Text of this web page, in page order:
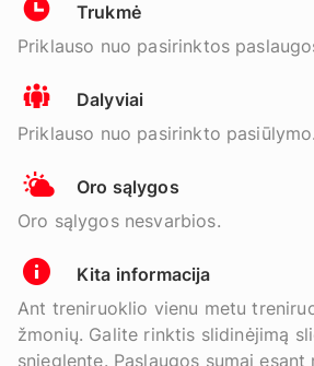
Trukmė
Priklauso nuo pasirinktos
Dalyviai
Priklauso nuo pasirinkto pasiūlymo.
Oro sąlygos
Oro sąlygos nesvarbios.
Kita informacija
Ant treniruoklio vienu metu
žmonių. Galite rinktis slidinėjimą
snieglente. Paslaugos sumai esant